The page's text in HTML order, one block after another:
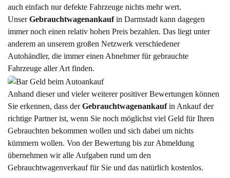
auch einfach nur defekte Fahrzeuge nichts mehr wert.
UnserGebrauchtwagenankaufin Darmstadt kann dagegen
immer noch einen relativ hohen Preis bezahlen. Das liegt unter
anderem an unserem großen Netzwerk verschiedener
Autohändler, die immer einen Abnehmer für gebrauchte
Fahrzeuge aller Art finden.
Anhand dieser und vieler weiterer positiver Bewertungen können
Sie erkennen, dass derGebrauchtwagenankaufin Ankauf der
richtige Partner ist, wenn Sie noch möglichst viel Geld für Ihren
Gebrauchten bekommen wollen und sich dabei um nichts
kümmern wollen. Von der Bewertung bis zur Abmeldung
übernehmen wir alle Aufgaben rund um den
Gebrauchtwagenverkauf für Sie und das natürlich kostenlos.